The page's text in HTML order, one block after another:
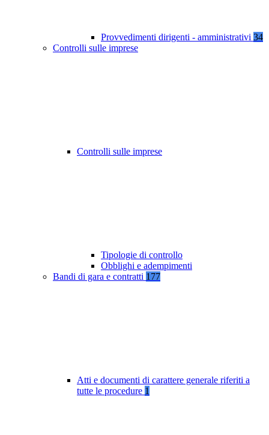
Provvedimenti dirigenti - amministrativi 34
Controlli sulle imprese
Controlli sulle imprese
Tipologie di controllo
Obblighi e adempimenti
Bandi di gara e contratti 177
Atti e documenti di carattere generale riferiti a
tutte le procedure 1